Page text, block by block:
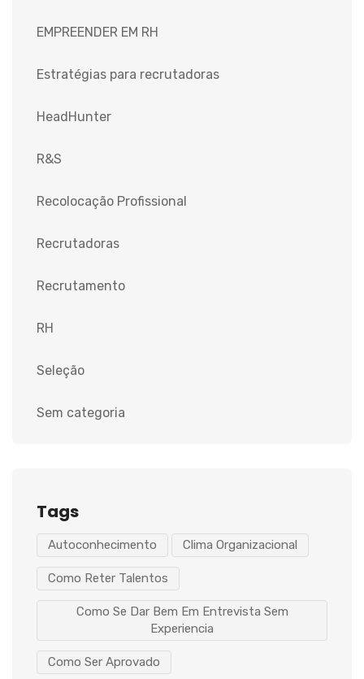
EMPREENDER EM RH
Estratégias para recrutadoras
HeadHunter
R&S
Recolocação Profissional
Recrutadoras
Recrutamento
RH
Seleção
Sem categoria
Tags
Autoconhecimento Clima Organizacional
Como Reter Talentos
Como Se Dar Bem Em Entrevista Sem
Experiencia
Como Ser Aprovado